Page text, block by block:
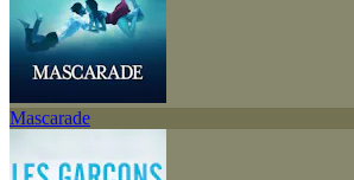
Mascarade